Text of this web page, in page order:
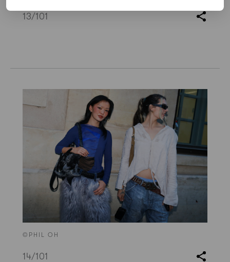
13/101
©PHIL OH
14/101